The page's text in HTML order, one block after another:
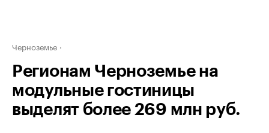
Черноземье
Регионам Черноземье на
модульные гостиницы
выделят более 269 млн руб.